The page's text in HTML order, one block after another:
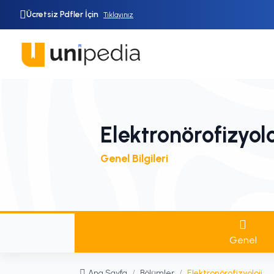
Ücretsiz Pdfler İçin Tıklayınız
Genel Bilgileri
Genel